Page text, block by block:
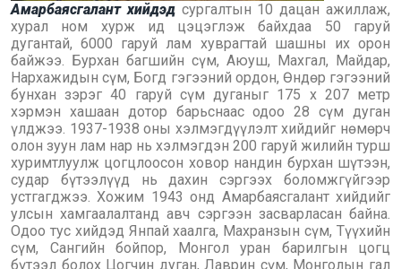
Амарбаясгалант хийдэдсургалтын 10 дацан ажиллаж,
хурал ном хурж ид цэцэглэж байхдаа 50 гаруй
дугантай, 6000 гаруй лам хуврагтай шашны их орон
байжээ. Бурхан багшийн сүм, Аюуш, Махгал, Майдар,
Нархажидын сүм, Богд гэгээний ордон, Өндөр гэгээний
бунхан зэрэг 40 гаруй сүм дуганыг 175 х 207 метр
хэрмэн хашаан дотор барьснаас одоо 28 сүм дуган
үлджээ. 1937-1938 оны хэлмэгдүүлэлт хийдийг нөмөрч
олон зуун лам нар нь хэлмэгдэн 200 гаруй жилийн турш
хуримтлуулж цогцлоосон ховор нандин бурхан шүтээн,
судар бүтээлүүд нь дахин сэргээх боломжгүйгээр
устгагджээ. Хожим 1943 онд Амарбаясгалант хийдийг
улсын хамгаалалтанд авч сэргээн засварласан байна.
Одоо тус хийдэд Янпай хаалга, Махранзын сүм, Түүхийн
сүм, Сангийн бойпор, Монгол уран барилгын цогц
бүтээл болох Цогчин дуган, Лаврин сүм, Монголын гал